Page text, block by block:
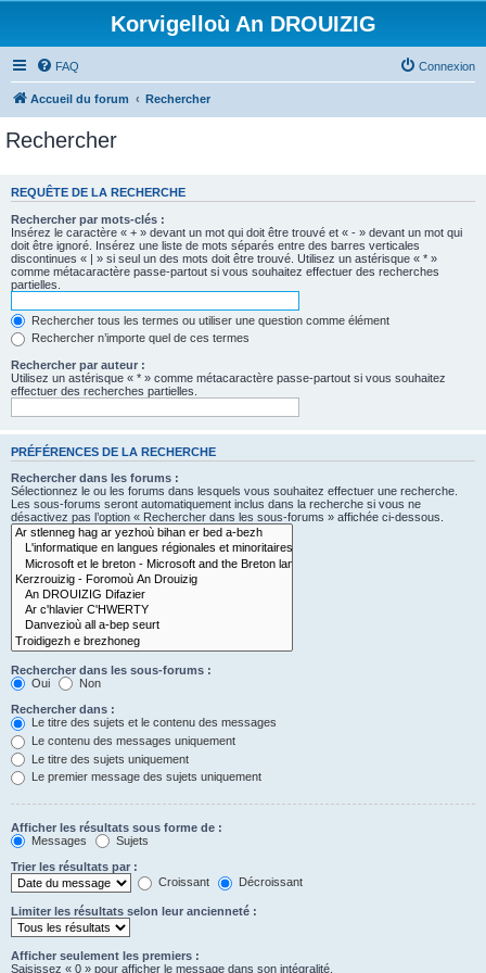
Korvigelloù An DROUIZIG
FAQ Connexion
Accueil du forum Rechercher
Rechercher
REQUÊTE DE LA RECHERCHE
Rechercher par mots-clés :
Insérez le caractère « + » devant un mot qui doit être trouvé et « - » devant un mot qui
doit être ignoré. Insérez une liste de mots séparés entre des barres verticales
discontinues « | » si seul un des mots doit être trouvé. Utilisez un astérisque « * »
comme métacaractère passe-partout si vous souhaitez effectuer des recherches
partielles.
Rechercher tous les termes ou utiliser une question comme élément
Rechercher n’importe quel de ces termes
Rechercher par auteur :
Utilisez un astérisque « * » comme métacaractère passe-partout si vous souhaitez
effectuer des recherches partielles.
PRÉFÉRENCES DE LA RECHERCHE
Rechercher dans les forums :
Sélectionnez le ou les forums dans lesquels vous souhaitez effectuer une recherche.
Les sous-forums seront automatiquement inclus dans la recherche si vous ne
désactivez pas l’option « Rechercher dans les sous-forums » affichée ci-dessous.
Rechercher dans les sous-forums :
Oui
Non
Rechercher dans :
Le titre des sujets et le contenu des messages
Le contenu des messages uniquement
Le titre des sujets uniquement
Le premier message des sujets uniquement
Afficher les résultats sous forme de :
Messages
Sujets
Trier les résultats par :
Croissant
Décroissant
Limiter les résultats selon leur ancienneté :
Afficher seulement les premiers :
Saisissez « 0 » pour afficher le message dans son intégralité.